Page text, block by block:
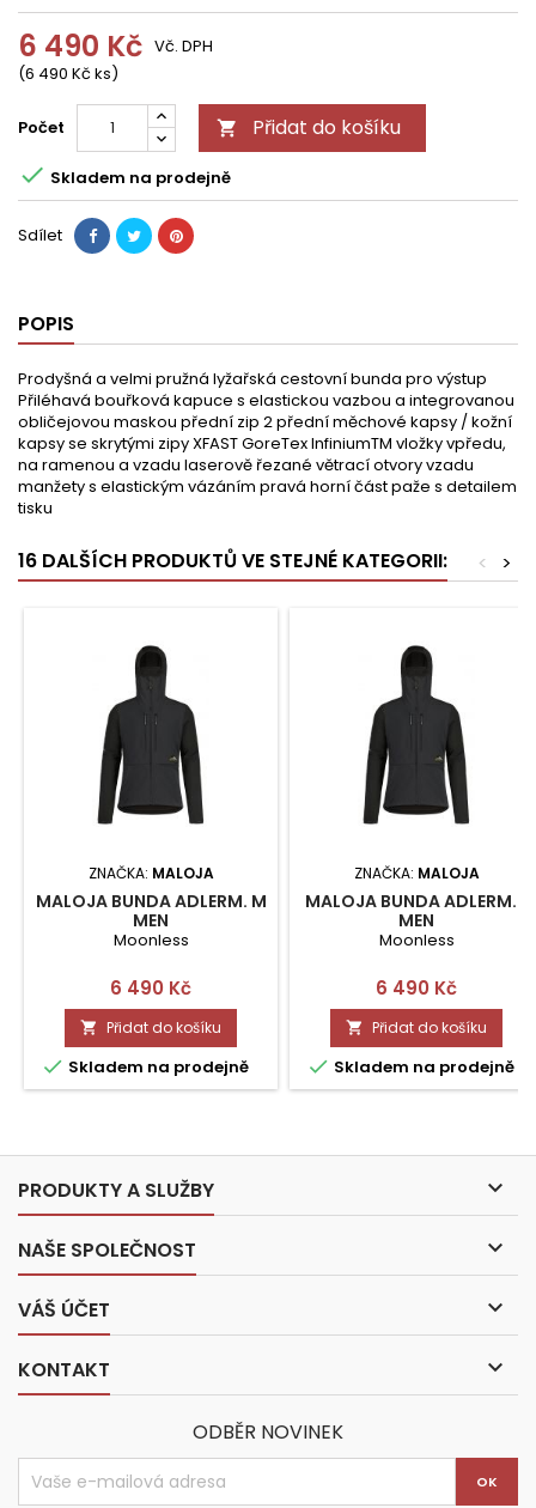
6 490 Kč
(6 490 Kč ks)
Vč. DPH
Počet  Přidat do košíku
 Skladem na prodejně
Sdílet
POPIS
Prodyšná a velmi pružná lyžařská cestovní bunda pro výstup
Přiléhavá bouřková kapuce s elastickou vazbou a integrovanou
obličejovou maskou přední zip 2 přední měchové kapsy / kožní
kapsy se skrytými zipy XFAST GoreTex InfiniumTM vložky vpředu,
na ramenou a vzadu laserově řezané větrací otvory vzadu
manžety s elastickým vázáním pravá horní část paže s detailem
tisku
16 DALŠÍCH PRODUKTŮ VE STEJNÉ KATEGORII: >
<
ZNAČKA: MALOJA
MALOJA BUNDA ADLERM. M
MEN
Moonless
Cena
6 490 Kč
 Přidat do košíku
 Skladem na prodejně
ZNAČKA: MALOJA
MALOJA BUNDA ADLERM. L
MEN
Moonless
Cena
6 490 Kč
 Přidat do košíku
 Skladem na prodejně
PRODUKTY A SLUŽBY 
NAŠE SPOLEČNOST 
VÁŠ ÚČET 
KONTAKT 
ODBĚR NOVINEK